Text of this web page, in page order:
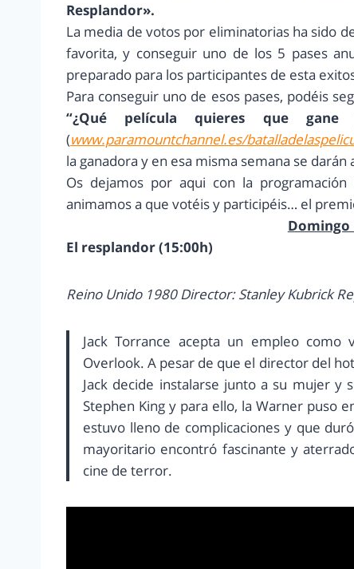
Resplandor».
La media de votos por eliminatorias ha sido
favorita, y conseguir uno de los 5 pases
preparado para los participantes de esta
Para conseguir uno de esos pases, podéis
“¿Qué película quieres que
(www.paramountchannel.es/
la ganadora y en esa misma semana se
Os dejamos por aqui con la
animamos a que votéis y participéis… el
Domingo
El resplandor (15:00h)
Reino Unido 1980 Director: Stanley Kubrick
Jack Torrance acepta un empleo
Overlook. A pesar de que el director del
Jack decide instalarse junto a su mujer y
Stephen King y para ello, la Warner puso
estuvo lleno de complicaciones y que
mayoritario encontró fascinante y
cine de terror.